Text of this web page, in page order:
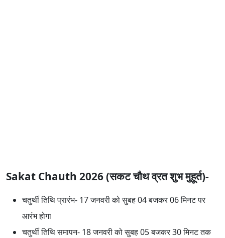
Sakat Chauth 2026 (सकट चौथ व्रत शुभ मुहूर्त)-
चतुर्थी तिथि प्रारंभ- 17 जनवरी को सुबह 04 बजकर 06 मिनट पर
आरंभ होगा
चतुर्थी तिथि समापन- 18 जनवरी को सुबह 05 बजकर 30 मिनट तक